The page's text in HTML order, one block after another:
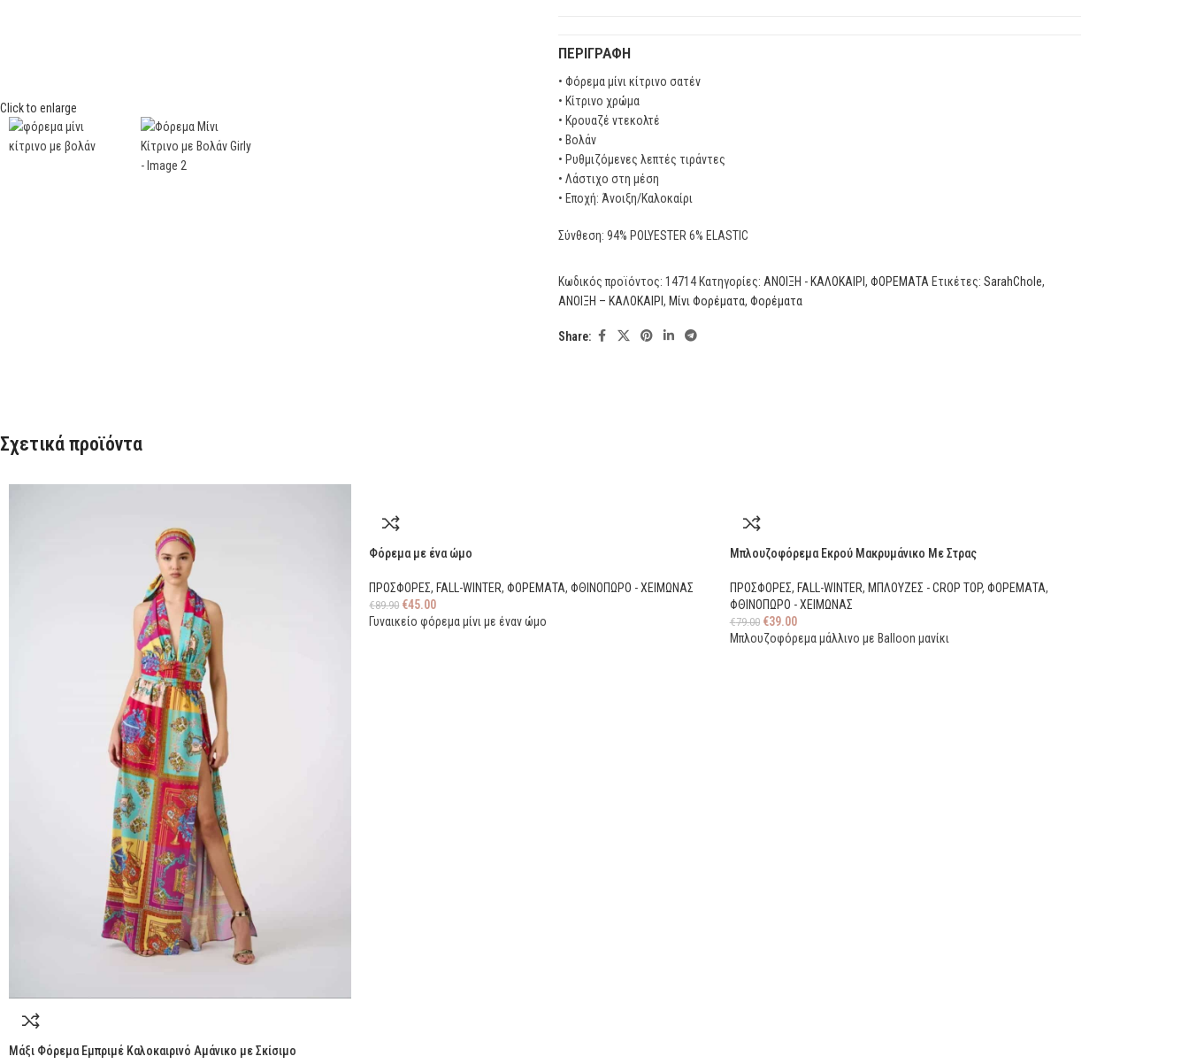
Click to enlarge
ΠΕΡΙΓΡΑΦΉ
• Φόρεμα μίνι κίτρινο σατέν
• Κίτρινο χρώμα
• Κρουαζέ ντεκολτέ
• Βολάν
• Ρυθμιζόμενες λεπτές τιράντες
• Λάστιχο στη μέση
• Εποχή: Άνοιξη/Καλοκαίρι
Σύνθεση: 94% POLYESTER 6% ELASTIC
Κωδικός προϊόντος: 14714 Κατηγορίες: ΑΝΟΙΞΗ - ΚΑΛΟΚΑΙΡΙ , ΦΟΡΕΜΑΤΑ Ετικέτες: SarahChole,
ΑΝΟΙΞΗ – ΚΑΛΟΚΑΙΡΙ , Μίνι Φορέματα, Φορέματα
Share:
Σχετικά προϊόντα
Μάξι Φόρεμα Εμπριμέ Καλοκαιρινό Αμάνικο με Σκίσιμο
Φόρεμα με ένα ώμο
ΠΡΟΣΦΟΡΕΣ, FALL-WINTER, ΦΟΡΕΜΑΤΑ, ΦΘΙΝΟΠΩΡΟ - ΧΕΙΜΩΝΑΣ
€89.90 €45.00
Γυναικείο φόρεμα μίνι με έναν ώμο
Μπλουζοφόρεμα Εκρού Μακρυμάνικο Με Στρας
ΠΡΟΣΦΟΡΕΣ, FALL-WINTER, ΜΠΛΟΥΖΕΣ - CROP TOP, ΦΟΡΕΜΑΤΑ,
ΦΘΙΝΟΠΩΡΟ - ΧΕΙΜΩΝΑΣ
€79.00 €39.00
Μπλουζοφόρεμα μάλλινο με Balloon μανίκι